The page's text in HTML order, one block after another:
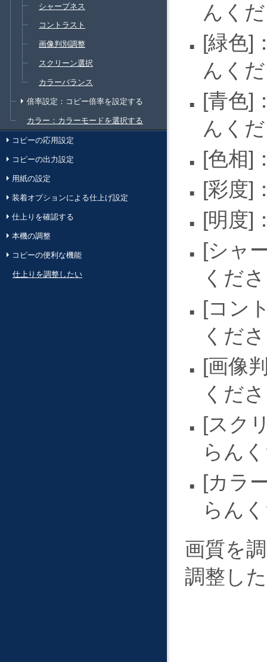
シャープネス
コントラスト
画像判別調整
スクリーン選択
カラーバランス
倍率設定：コピー倍率を設定する
カラー：カラーモードを選択する
コピーの応用設定
コピーの出力設定
用紙の設定
装着オプションによる仕上げ設定
仕上りを確認する
本機の調整
コピーの便利な機能
仕上りを調整したい
んく
緑色
んく
青色
んく
色相
彩度
明度
シャ
くだ
コン
くだ
画像
くだ
スク
らん
カラ
らん
画質を
調整し